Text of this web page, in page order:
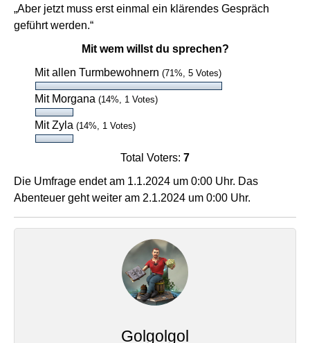
„Aber jetzt muss erst einmal ein klärendes Gespräch
geführt werden.“
Mit wem willst du sprechen?
Mit allen Turmbewohnern (71%, 5 Votes)
Mit Morgana (14%, 1 Votes)
Mit Zyla (14%, 1 Votes)
Total Voters: 7
Die Umfrage endet am 1.1.2024 um 0:00 Uhr. Das
Abenteuer geht weiter am 2.1.2024 um 0:00 Uhr.
Golgolgol